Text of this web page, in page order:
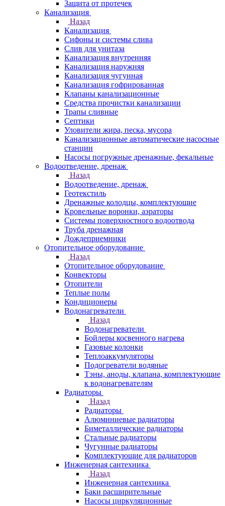
Защита от протечек
Канализация
Назад
Канализация
Сифоны и системы слива
Слив для унитаза
Канализация внутренняя
Канализация наружняя
Канализация чугунная
Канализация гофрированная
Клапаны канализационные
Средства прочистки канализации
Трапы сливные
Септики
Уловители жира, песка, мусора
Канализационные автоматические насосные
станции
Насосы погружные дренажные, фекальные
Водоотведение, дренаж
Назад
Водоотведение, дренаж
Геотекстиль
Дренажные колодцы, комплектующие
Кровельные воронки, аэраторы
Системы поверхностного водоотвода
Труба дренажная
Дождеприемники
Отопительное оборудование
Назад
Отопительное оборудование
Конвекторы
Отопители
Теплые полы
Кондиционеры
Водонагреватели
Назад
Водонагреватели
Бойлеры косвенного нагрева
Газовые колонки
Теплоаккумуляторы
Подогреватели водяные
Тэны, аноды, клапана, комплектующие
к водонагревателям
Радиаторы
Назад
Радиаторы
Алюминиевые радиаторы
Биметаллические радиаторы
Стальные радиаторы
Чугунные радиаторы
Комплектующие для радиаторов
Инженерная сантехника
Назад
Инженерная сантехника
Баки расширительные
Насосы циркуляционные